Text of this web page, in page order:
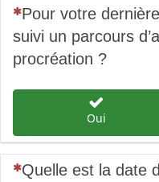
(Cette question est
Pour votre
suivi un parcours
procréation ?
Oui
(Cette question est
Quelle est la date